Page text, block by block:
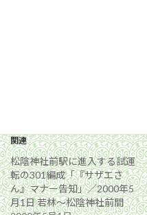
関連
松陰神社前駅に進入する試運
転の301編成「『サザエさ
ん』マナー告知」／2000年5
月1日 若林〜松陰神社前間